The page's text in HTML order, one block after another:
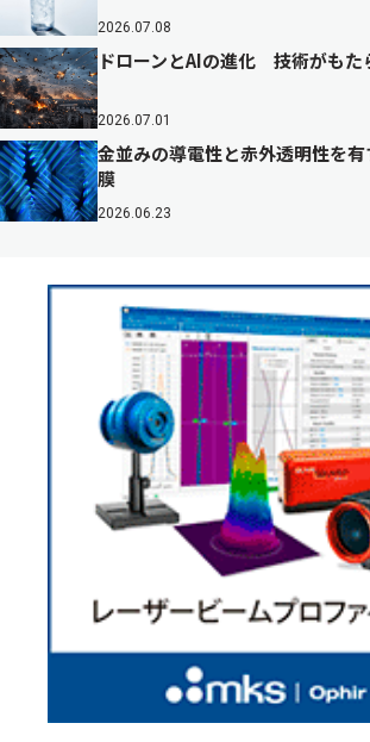
2026.07.08
ドローンとAIの進化 技術がもた
2026.07.01
金並みの導電性と赤外透明性を
膜
2026.06.23